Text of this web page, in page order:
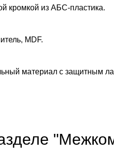
кромкой из АБС-пластика.
MDF.
материал с защитным